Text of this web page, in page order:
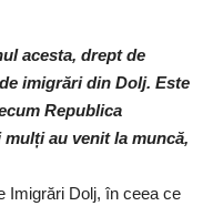
acesta, drept de
imigrări din Dolj. Este
Republica
au venit la muncă,
Imigrări Dolj, în ceea ce